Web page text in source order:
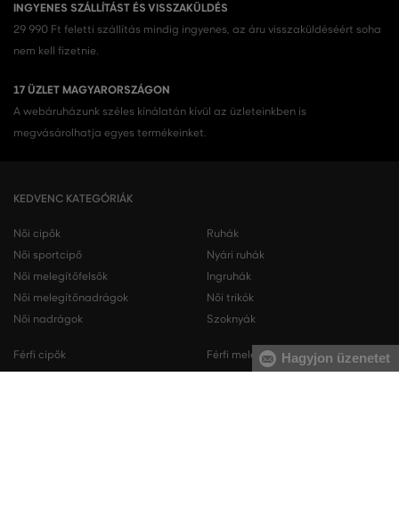
INGYENES SZÁLLÍTÁST ÉS VISSZAKÜLDÉS
29 990 Ft feletti szállítás mindig ingyenes, az áru visszaküldéséért soha
nem kell fizetnie.
17 ÜZLET MAGYARORSZÁGON
A webáruházunk széles kínálatán kívül az üzleteinkben is
megvásárolhatja egyes termékeinket.
KEDVENC KATEGÓRIÁK
Női cipők
Női sportcipő
Női melegítőfelsők
Női melegítőnadrágok
Női nadrágok
Ruhák
Nyári ruhák
Ingruhák
Női trikók
Szoknyák
Férfi cipők
Férfi melegítőfelsőkHagyjon üzenetet